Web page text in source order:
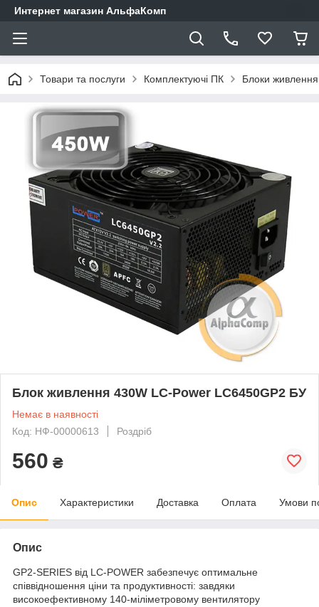
Интернет магазин АльфаКомп
Товари та послуги Комплектуючі ПК Блоки живлення
Блок живлення 430W LC-Power LC6450GP2 БУ
Немає в наявності
Код: НФ-00000613
Роздріб
560 ₴
Опис Характеристики Доставка Оплата Умови
Опис
GP2-SERIES від LC-POWER забезпечує оптимальне
співвідношення ціни та продуктивності: завдяки
високоефективному 140-міліметровому вентилятору